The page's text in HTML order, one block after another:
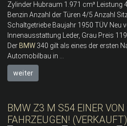
Zylinder Hubraum 1.971 cm³
Benzin Anzahl der Türen 4/5 Anzahl
Schaltgetriebe Baujahr 1950 TÜV Neu
Innenausstattung Leder, Grau Preis
Der BMW 340 gilt als eines der ersten
Automobilbau in ...
weiter
BMW Z3 M S54 EINER
FAHRZEUGEN! (VERKAUFT)